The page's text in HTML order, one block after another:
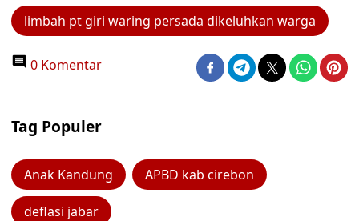
limbah pt giri waring persada dikeluhkan warga
0 Komentar
Tag Populer
Anak Kandung APBD kab cirebon
deflasi jabar